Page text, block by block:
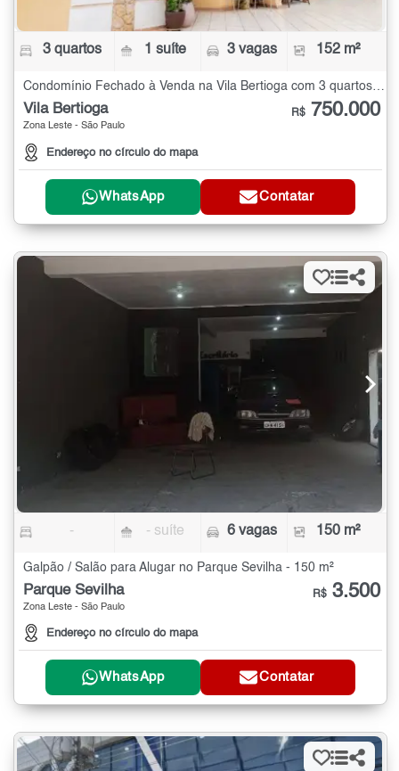
3 quartos 1 suíte 3 vagas 152 m²
Condomínio Fechado à Venda na Vila Bertioga com 3 quartos - 152 m²
Vila Bertioga
Zona Leste - São Paulo
Endereço no círculo do mapa
R$ 750.000
WhatsApp Contatar
- - suíte 6 vagas 150 m²
Galpão / Salão para Alugar no Parque Sevilha - 150 m²
Parque Sevilha
Zona Leste - São Paulo
Endereço no círculo do mapa
R$ 3.500
WhatsApp Contatar